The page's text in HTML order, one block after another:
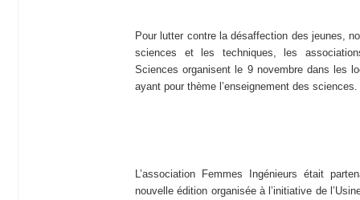
Pour lutter contre la désaffection des jeunes,
sciences et les techniques, les
Sciences organisent le 9 novembre dans les
ayant pour thème l’enseignement des sciences.
L’association Femmes Ingénieurs était
nouvelle édition organisée à l’initiative de